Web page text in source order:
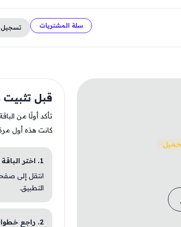
سلة المشتريات تسجيل
قبل تثبيت Crowd Express
تأكد أولًا من
كانت هذه أول
1. اختر الباقة المناسبة
انتقل إلى
التطبيق.
2. راجع خطوات التثبيت